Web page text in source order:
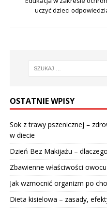
uczyć dzieci
OSTATNIE WPISY
Sok z trawy pszenicznej –
w diecie
Dzień Bez Makijażu –
Zbawienne właściwości
Jak wzmocnić organizm po
Dieta kisielowa – zasady,